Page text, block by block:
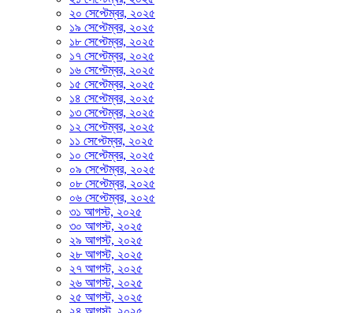
২০ সেপ্টেম্বর, ২০২৫
১৯ সেপ্টেম্বর, ২০২৫
১৮ সেপ্টেম্বর, ২০২৫
১৭ সেপ্টেম্বর, ২০২৫
১৬ সেপ্টেম্বর, ২০২৫
১৫ সেপ্টেম্বর, ২০২৫
১৪ সেপ্টেম্বর, ২০২৫
১৩ সেপ্টেম্বর, ২০২৫
১২ সেপ্টেম্বর, ২০২৫
১১ সেপ্টেম্বর, ২০২৫
১০ সেপ্টেম্বর, ২০২৫
০৯ সেপ্টেম্বর, ২০২৫
০৮ সেপ্টেম্বর, ২০২৫
০৬ সেপ্টেম্বর, ২০২৫
৩১ আগস্ট, ২০২৫
৩০ আগস্ট, ২০২৫
২৯ আগস্ট, ২০২৫
২৮ আগস্ট, ২০২৫
২৭ আগস্ট, ২০২৫
২৬ আগস্ট, ২০২৫
২৫ আগস্ট, ২০২৫